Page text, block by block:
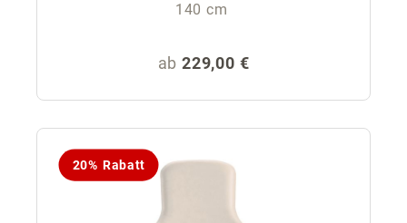
140 cm
Regulärer Preis:
ab 229,00 €
20% Rabatt